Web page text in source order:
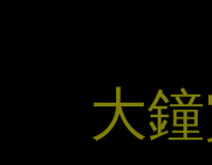
大